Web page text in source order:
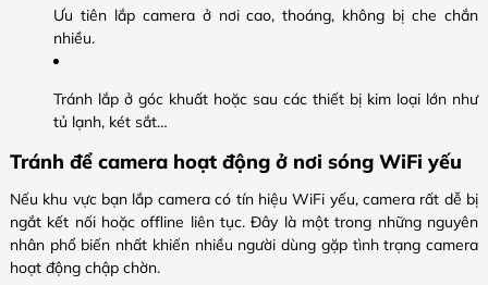
Ưu tiên lắp camera ở nơi cao, thoáng, không bị che chắn
nhiều.
Tránh lắp ở góc khuất hoặc sau các thiết bị kim loại lớn như
tủ lạnh, két sắt…
Tránh để camera hoạt động ở nơi sóng WiFi yếu
Nếu khu vực bạn lắp camera có tín hiệu WiFi yếu, camera rất dễ bị
ngắt kết nối hoặc offline liên tục. Đây là một trong những nguyên
nhân phổ biến nhất khiến nhiều người dùng gặp tình trạng camera
hoạt động chập chờn.